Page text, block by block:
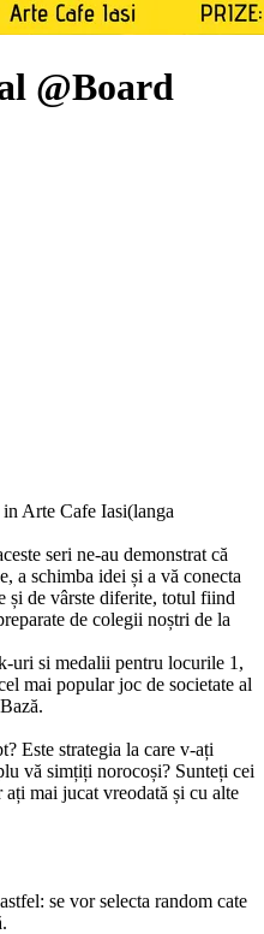
@Board
in Arte Cafe Iasi(langa
seri ne-au demonstrat că
a schimba idei și a vă conecta
și de vârste diferite, totul fiind
de colegii noștri de la
uri si medalii pentru locurile 1,
mai popular joc de societate al
Este strategia la care v-ați
vă simțiți norocoși? Sunteți cei
mai jucat vreodată și cu alte
se vor selecta random cate